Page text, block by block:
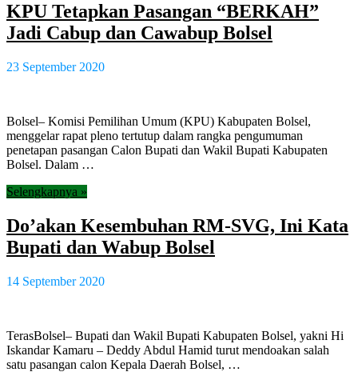
KPU Tetapkan Pasangan “BERKAH”
Jadi Cabup dan Cawabup Bolsel
23 September 2020
Bolsel– Komisi Pemilihan Umum (KPU) Kabupaten Bolsel,
menggelar rapat pleno tertutup dalam rangka pengumuman
penetapan pasangan Calon Bupati dan Wakil Bupati Kabupaten
Bolsel. Dalam …
Selengkapnya »
Do’akan Kesembuhan RM-SVG, Ini Kata
Bupati dan Wabup Bolsel
14 September 2020
TerasBolsel– Bupati dan Wakil Bupati Kabupaten Bolsel, yakni Hi
Iskandar Kamaru – Deddy Abdul Hamid turut mendoakan salah
satu pasangan calon Kepala Daerah Bolsel, …